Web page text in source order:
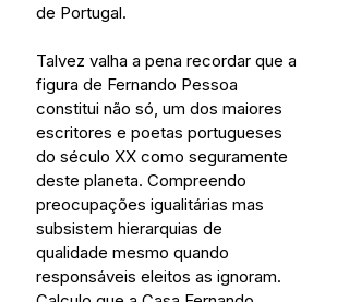
de Portugal.
Talvez valha a pena recordar que a
figura de Fernando Pessoa
constitui não só, um dos maiores
escritores e poetas portugueses
do século XX como seguramente
deste planeta. Compreendo
preocupações igualitárias mas
subsistem hierarquias de
qualidade mesmo quando
responsáveis eleitos as ignoram.